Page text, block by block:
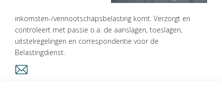
ACTUEEL
VACATURES
CONTACT
inkomsten-/vennootschapsbelasting komt. Verzorgt en
controleert met passie o.a. de aanslagen, toeslagen,
uitstelregelingen en correspondentie voor de
Belastingdienst.